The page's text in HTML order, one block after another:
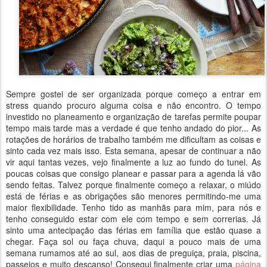
Sempre gostei de ser organizada porque começo a entrar em
stress quando procuro alguma coisa e não encontro. O tempo
investido no planeamento e organização de tarefas permite poupar
tempo mais tarde mas a verdade é que tenho andado do pior... As
rotações de horários de trabalho também me dificultam as coisas e
sinto cada vez mais isso. Esta semana, apesar de continuar a não
vir aqui tantas vezes, vejo finalmente a luz ao fundo do tunel. As
poucas coisas que consigo planear e passar para a agenda lá vão
sendo feitas. Talvez porque finalmente começo a relaxar, o miúdo
está de férias e as obrigações são menores permitindo-me uma
maior flexibilidade. Tenho tido as manhãs para mim, para nós e
tenho conseguido estar com ele com tempo e sem correrias. Já
sinto uma antecipação das férias em família que estão quase a
chegar. Faça sol ou faça chuva, daqui a pouco mais de uma
semana rumamos até ao sul, aos dias de preguiça, praia, piscina,
passeios e muito descanso! Consegui finalmente criar uma página